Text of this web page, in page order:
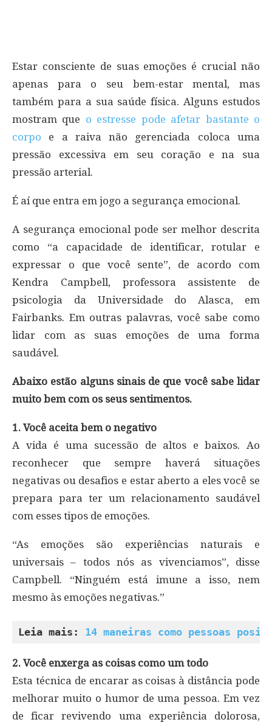
Estar consciente de suas emoções é crucial não
apenas para o seu bem-estar mental, mas
também para a sua saúde física. Alguns estudos
mostram que o estresse pode afetar bastante o
corpo e a raiva não gerenciada coloca uma
pressão excessiva em seu coração e na sua
pressão arterial.
É aí que entra em jogo a segurança emocional.
A segurança emocional pode ser melhor descrita
como “a capacidade de identificar, rotular e
expressar o que você sente”, de acordo com
Kendra Campbell, professora assistente de
psicologia da Universidade do Alasca, em
Fairbanks. Em outras palavras, você sabe como
lidar com as suas emoções de uma forma
saudável.
Abaixo estão alguns sinais de que você sabe lidar
muito bem com os seus sentimentos.
1. Você aceita bem o negativo
A vida é uma sucessão de altos e baixos. Ao
reconhecer que sempre haverá situações
negativas ou desafios e estar aberto a eles você se
prepara para ter um relacionamento saudável
com esses tipos de emoções.
“As emoções são experiências naturais e
universais – todos nós as vivenciamos”, disse
Campbell. “Ninguém está imune a isso, nem
mesmo às emoções negativas.”
Leia mais: 14 maneiras como pessoas
2. Você enxerga as coisas como um todo
Esta técnica de encarar as coisas à distância pode
melhorar muito o humor de uma pessoa. Em vez
de ficar revivendo uma experiência dolorosa,